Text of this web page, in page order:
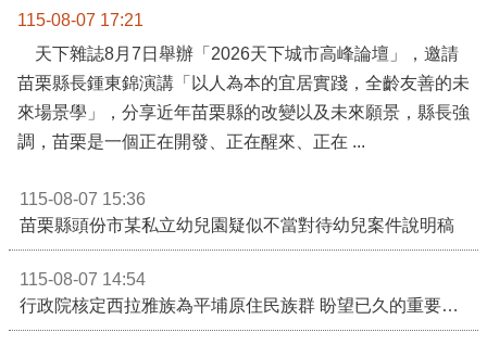
115-08-07 17:21
天下雜誌8月7日舉辦「2026天下城市高峰論壇」，邀請
苗栗縣長鍾東錦演講「以人為本的宜居實踐，全齡友善的未
來場景學」，分享近年苗栗縣的改變以及未來願景，縣長強
調，苗栗是一個正在開發、正在醒來、正在 ...
115-08-07 15:36
苗栗縣頭份市某私立幼兒園疑似不當對待幼兒案件說明稿
115-08-07 14:54
行政院核定西拉雅族為平埔原住民族群 盼望已久的重要時刻到來！8月13日起受理民族成員名冊登記